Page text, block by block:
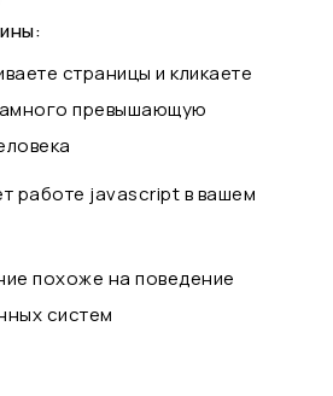
страницы и кликаете
превышающую
работе javascript в вашем
похоже на поведение
систем